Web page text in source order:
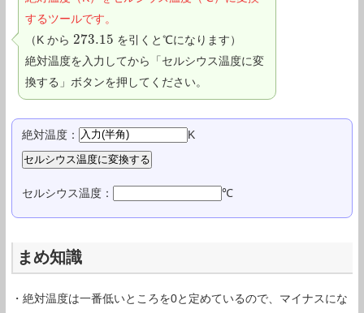
するツールです。
（K から 273.15
273.15
を引くと℃になります）
絶対温度を入力してから「セルシウス温度に変
換する」ボタンを押してください。
絶対温度： K
セルシウス温度： ℃
まめ知識
・絶対温度は一番低いところを0と定めているので、マイナスにな